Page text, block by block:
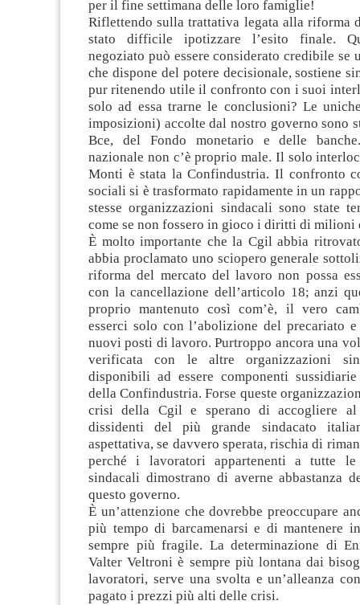
per il fine settimana delle loro famiglie!
Riflettendo sulla trattativa legata alla riforma
stato difficile ipotizzare l’esito finale.
negoziato può essere considerato credibile se
che dispone del potere decisionale, sostiene
pur ritenendo utile il confronto con i suoi
solo ad essa trarne le conclusioni? Le
imposizioni) accolte dal nostro governo sono
Bce, del Fondo monetario e delle
nazionale non c’è proprio male. Il solo
Monti è stata la Confindustria. Il confronto
sociali si è trasformato rapidamente in un
stesse organizzazioni sindacali sono state
come se non fossero in gioco i diritti di
È molto importante che la Cgil abbia
abbia proclamato uno sciopero generale
riforma del mercato del lavoro non possa
con la cancellazione dell’articolo 18; anzi
proprio mantenuto così com’è, il vero
esserci solo con l’abolizione del precariato
nuovi posti di lavoro. Purtroppo ancora una
verificata con le altre organizzazioni
disponibili ad essere componenti
della Confindustria. Forse queste
crisi della Cgil e sperano di accogliere
dissidenti del più grande sindacato
aspettativa, se davvero sperata, rischia di
perché i lavoratori appartenenti a tutte le
sindacali dimostrano di averne abbastanza
questo governo.
È un’attenzione che dovrebbe preoccupare
più tempo di barcamenarsi e di mantenere
sempre più fragile. La determinazione di
Valter Veltroni è sempre più lontana dai
lavoratori, serve una svolta e un’alleanza
pagato i prezzi più alti delle crisi.